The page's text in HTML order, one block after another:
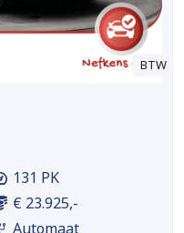
BTW
131 PK
€ 23.925,-
Automaat